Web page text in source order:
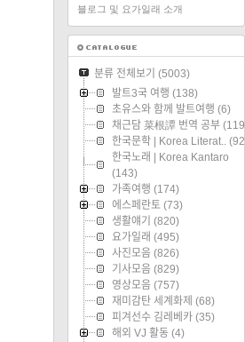
블로그 및 요가일래 소개
분류 전체보기 (5003)
발트3국 여행 (138)
초유스와 함께 발트여행 (6)
채근담 菜根譚 번역 공부 (119)
한국문학 | Korea Literat.. (92)
한국노래 | Korea Kantaro
(143)
가족여행 (174)
에스페란토 (73)
생활얘기 (820)
요가일래 (495)
사진모음 (826)
기사모음 (829)
영상모음 (757)
재미감탄 세계화제 (68)
피겨선수 김레베카 (35)
해외 VJ 활동 (4)